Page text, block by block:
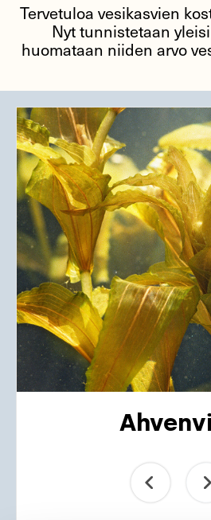
Tervetuloa vesikasvien
Nyt tunnistetaan
huomataan niiden arvo